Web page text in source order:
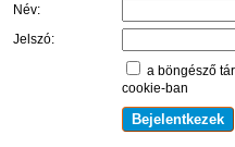
Név:
Jelszó:
a böngésző
cookie-ban